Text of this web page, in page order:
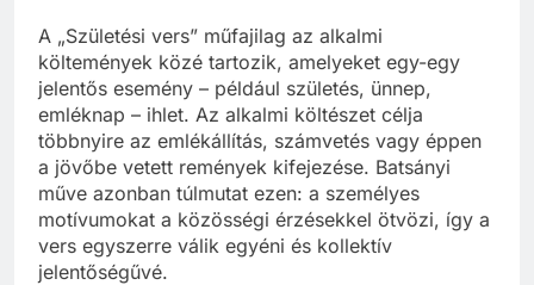
A „Születési vers” műfajilag az alkalmi
költemények közé tartozik, amelyeket egy-egy
jelentős esemény – például születés, ünnep,
emléknap – ihlet. Az alkalmi költészet célja
többnyire az emlékállítás, számvetés vagy éppen
a jövőbe vetett remények kifejezése. Batsányi
műve azonban túlmutat ezen: a személyes
motívumokat a közösségi érzésekkel ötvözi, így a
vers egyszerre válik egyéni és kollektív
jelentőségűvé.